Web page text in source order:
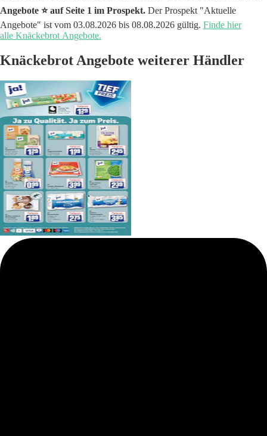
Angebote ⭐️ auf Seite 1 im Prospekt. Der Prospekt "Aktuelle
Angebote" ist vom 03.08.2026 bis 08.08.2026 gültig. Finde hier
alle Knäckebrot Angebote.
Knäckebrot Angebote weiterer Händler